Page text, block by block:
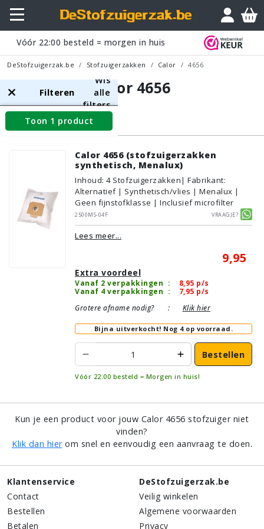
Vóór 22:00 besteld = morgen in huis
DeStofzuigerzak.be Stofzuigerzakken Calor 4656
Calor 4656
Filteren
Wis
alle
filters
Toon 1 product
Stofzuigerzakken
Calor 4656 (stofzuigerzakken
synthetisch, Menalux)
Inhoud: 4 Stofzuigerzakken| Fabrikant:
Alternatief | Synthetisch/vlies | Menalux |
Geen fijnstofklasse | Inclusief microfilter
2500MS-04F
Vraagje?
Lees meer...
9,95
Extra voordeel
Vanaf 2 verpakkingen : 8,95 p/s
Vanaf 4 verpakkingen : 7,95 p/s
Grotere afname nodig?
: Klik hier
Bijna uitverkocht! Nog 4 op voorraad.
Bestellen
Vóór 22:00 besteld = Morgen in huis!
Kun je een product voor jouw Calor 4656 stofzuiger niet
vinden?
Klik dan hierom snel en eenvoudig een aanvraag te doen.
Klantenservice
Contact
Bestellen
Betalen
DeStofzuigerzak.be
Veilig winkelen
Algemene voorwaarden
Privacy